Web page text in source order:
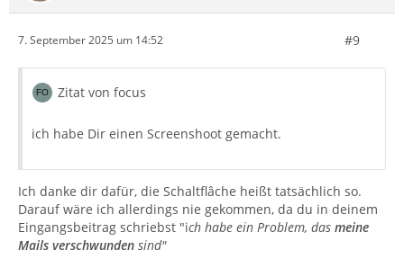
7. September 2025 um 14:52 #9
Zitat von focus
ich habe Dir einen Screenshoot gemacht.
Ich danke dir dafür, die Schaltflâche heißt tatsächlich so.
Darauf wäre ich allerdings nie gekommen, da du in deinem
Eingangsbeitrag schriebst "ich habe ein Problem, das meine
Mails verschwunden sind"